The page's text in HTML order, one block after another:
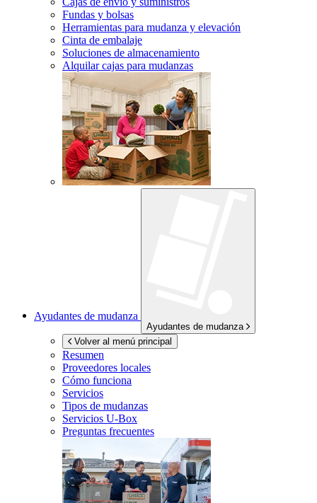
Fundas y bolsas
Herramientas para mudanza y elevación
Cinta de embalaje
Soluciones de almacenamiento
Alquilar cajas para mudanzas
Ayudantes de mudanza
Ayudantes de mudanza
Volver al menú principal
Resumen
Proveedores locales
Cómo funciona
Servicios
Tipos de mudanzas
Servicios U-Box
Preguntas frecuentes